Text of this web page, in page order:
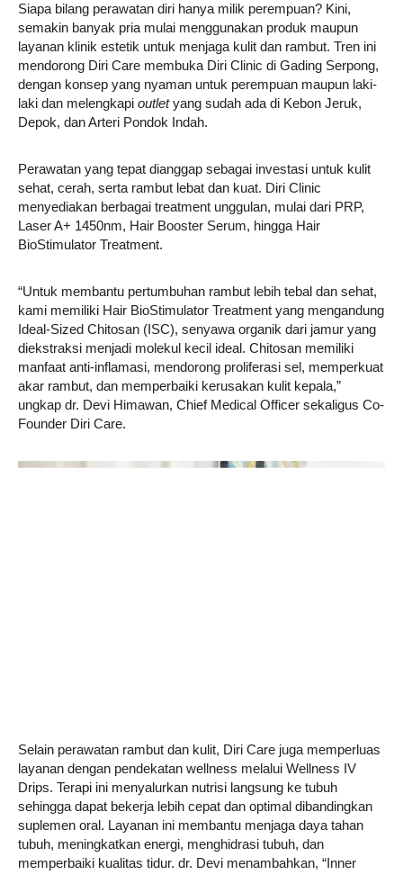
Siapa bilang perawatan diri hanya milik perempuan? Kini,
semakin banyak pria mulai menggunakan produk maupun
layanan klinik estetik untuk menjaga kulit dan rambut. Tren ini
mendorong Diri Care membuka Diri Clinic di Gading Serpong,
dengan konsep yang nyaman untuk perempuan maupun laki-
laki dan melengkapi outletyang sudah ada di Kebon Jeruk,
Depok, dan Arteri Pondok Indah.
Perawatan yang tepat dianggap sebagai investasi untuk kulit
sehat, cerah, serta rambut lebat dan kuat. Diri Clinic
menyediakan berbagai treatment unggulan, mulai dari PRP,
Laser A+ 1450nm, Hair Booster Serum, hingga Hair
BioStimulator Treatment.
“Untuk membantu pertumbuhan rambut lebih tebal dan sehat,
kami memiliki Hair BioStimulator Treatment yang mengandung
Ideal-Sized Chitosan (ISC), senyawa organik dari jamur yang
diekstraksi menjadi molekul kecil ideal. Chitosan memiliki
manfaat anti-inflamasi, mendorong proliferasi sel, memperkuat
akar rambut, dan memperbaiki kerusakan kulit kepala,”
ungkap dr. Devi Himawan, Chief Medical Officer sekaligus Co-
Founder Diri Care.
Selain perawatan rambut dan kulit, Diri Care juga memperluas
layanan dengan pendekatan wellness melalui Wellness IV
Drips. Terapi ini menyalurkan nutrisi langsung ke tubuh
sehingga dapat bekerja lebih cepat dan optimal dibandingkan
suplemen oral. Layanan ini membantu menjaga daya tahan
tubuh, meningkatkan energi, menghidrasi tubuh, dan
memperbaiki kualitas tidur. dr. Devi menambahkan, “Inner